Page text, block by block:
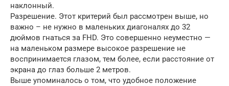
наклонный.
Разрешение. Этот критерий был рассмотрен выше, но
важно – не нужно в маленьких диагоналях до 32
дюймов гнаться за FHD. Это совершенно неуместно —
на маленьком размере высокое разрешение не
воспринимается глазом, тем более, если расстояние от
экрана до глаз больше 2 метров.
Выше упоминалось о том, что удобное положение